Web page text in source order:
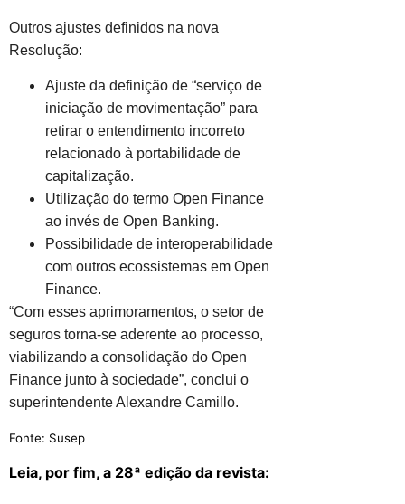
Outros ajustes definidos na nova
Resolução:
Ajuste da definição de “serviço de
iniciação de movimentação” para
retirar o entendimento incorreto
relacionado à portabilidade de
capitalização.
Utilização do termo Open Finance
ao invés de Open Banking.
Possibilidade de interoperabilidade
com outros ecossistemas em Open
Finance.
“Com esses aprimoramentos, o setor de
seguros torna-se aderente ao processo,
viabilizando a consolidação do Open
Finance junto à sociedade”, conclui o
superintendente Alexandre Camillo.
Fonte: Susep
Leia, por fim, a 28ª edição da revista: